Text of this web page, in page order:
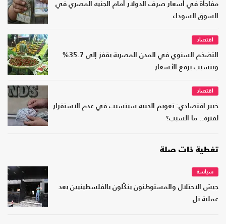
مفاجأة في أسعار صرف الدولار أمام الجنيه المصري في
السوق السوداء
اقتصاد
التضخم السنوي في المدن المصرية يقفز إلى 35.7%
ويتسبب برفع الأسعار
اقتصاد
خبير اقتصادي: تعويم الجنيه سيتسبب في عدم الاستقرار
لفترة.. ما السبب؟
تغطية ذات صلة
سياسة
جيش الاحتلال والمستوطنون ينكّلون بالفلسطينيين بعد
عملية تل